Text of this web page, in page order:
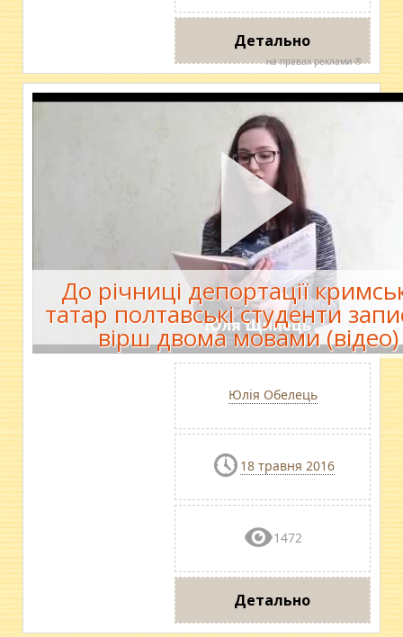
Детально
на правах реклами ®
До річниці депортації
татар полтавські студенти
вірш двома мовами (відео)
Юлія Обелець
18 травня 2016
1472
Детально